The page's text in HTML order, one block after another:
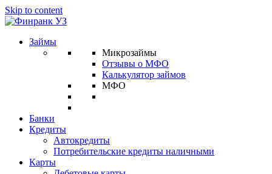
Skip to content
Займы
Микрозаймы
Отзывы о МФО
Калькулятор займов
МФО
Банки
Кредиты
Автокредиты
Потребительские кредиты наличными
Карты